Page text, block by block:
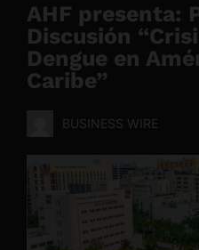
AHF presenta:
Discusión
Dengue en
Caribe”
BUSINESS WIRE